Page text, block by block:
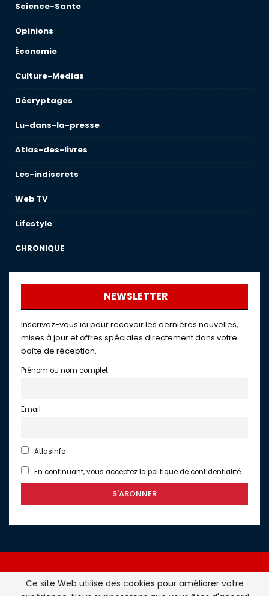
Science-Sante
Opinions
Économie
Culture-Medias
Décryptages
Lu-dans-la-presse
Atlas-des-livres
Les-indiscrets
Web TV
Lifestyle
CHRONIQUE
NEWSLETTER
Inscrivez-vous ici pour recevoir les dernières nouvelles,
mises à jour et offres spéciales directement dans votre
boîte de réception.
Prénom ou nom complet
Email
AtlasInfo
En continuant, vous acceptez la politique de confidentialité
Ce site Web utilise des cookies pour améliorer votre